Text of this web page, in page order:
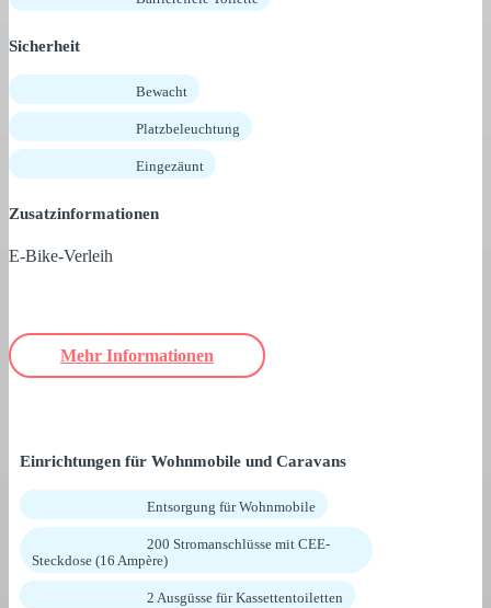
Sicherheit
Bewacht
Platzbeleuchtung
Eingezäunt
Zusatzinformationen
E-Bike-Verleih
Mehr Informationen
Einrichtungen für Wohnmobile und Caravans
Entsorgung für Wohnmobile
200 Stromanschlüsse mit CEE-
Steckdose (16 Ampère)
2 Ausgüsse für Kassettentoiletten